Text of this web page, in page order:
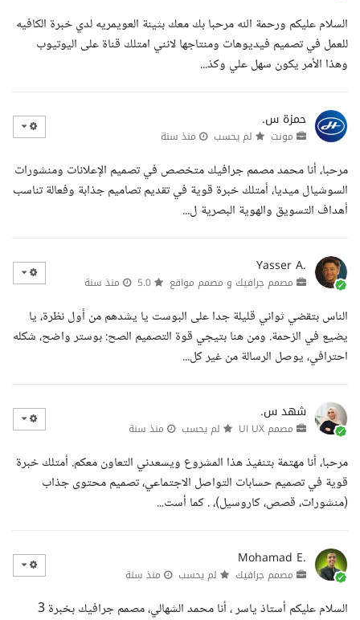
السلام عليكم ورحمة الله مرحبا بك معك بثينة العويمريه لدي خبرة الكافيه
للعمل في تصميم فيديوهات ومنتاجها لانني امتلك قناة على اليوتيوب
وهذا الأمر يكون سهل علي وكذ...
حمزة س.
مونت لم يحسب منذ سنة
مرحبا، أنا محمد مصمم جرافيك متخصص في تصميم الإعلانات ومنشورات
السوشيال ميديا، أمتلك خبرة قوية في تقديم تصاميم جذابة وفعالة تناسب
أهداف التسويق والهوية البصرية ل...
Yasser A.
مصمم جرافيك و مصمم مواقع منذ سنة
الناس بتقضي ثواني قليلة جدا على البوست يا يشدهم من أول نظرة، يا
يضيع في الزحمة. ومن هنا بتيجي قوة التصميم الصح: بوستر واضح، شكله
احترافي، يوصل الرسالة من غير كل...
شهد س.
مصمم UI UX لم يحسب منذ سنة
مرحبا، أنا مهتمة بتنفيذ هذا المشروع ويسعدني التعاون معكم. أمتلك خبرة
قوية في تصميم حسابات التواصل الاجتماعي، تصميم محتوى جذاب
(منشورات، قصص، كاروسيل)، . كما أست...
Mohamad E.
مصمم جرافيك لم يحسب منذ سنة
السلام عليكم أستاذ ياسر ، أنا محمد الشهالي، مصمم جرافيك بخبرة 3